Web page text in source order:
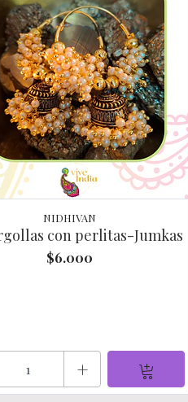
NIDHIVAN
con perlitas-Jumkas
$6.000
+